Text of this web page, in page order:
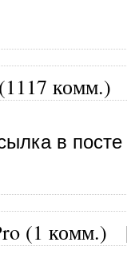
комм.)
в посте
(1 комм.)